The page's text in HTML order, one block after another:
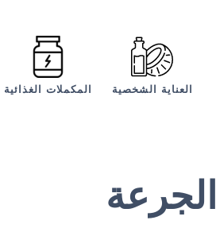
العناية الشخصية المكملات الغذائية
الجرعة